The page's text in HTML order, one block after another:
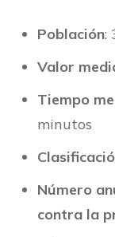
Población:
Valor
Tiempo
minutos
Número
contra la